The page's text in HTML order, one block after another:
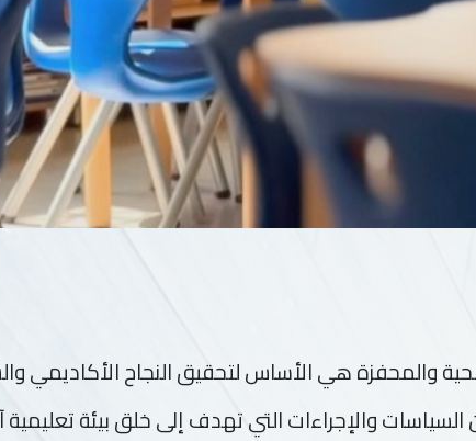
والمحفزة هي الأساس لتحقيق النجاح الأكاديمي
والإجراءات التي تهدف إلى خلق بيئة